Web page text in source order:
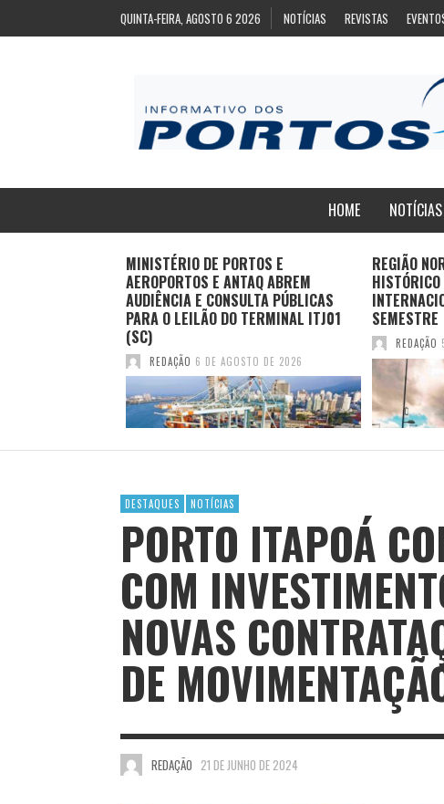
QUINTA-FEIRA, AGOSTO 6 2026 NOTÍCIAS REVISTAS
HOME NOTÍCIAS
MINISTÉRIO DE PORTOS E
AEROPORTOS E ANTAQ ABREM
AUDIÊNCIA E CONSULTA PÚBLICAS
PARA O LEILÃO DO TERMINAL ITJ01
(SC)
REDAÇÃO 6 DE AGOSTO DE 2026
REGIÃO
HISTÓRICO
SEMESTRE
REDAÇÃO
DESTAQUES NOTÍCIAS
PORTO ITAPOÁ
COM
NOVAS
DE
REDAÇÃO 21 DE JUNHO DE 2024